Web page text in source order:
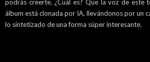
podrás creerte, ¿Cuál es? Que la voz de este
álbum está clonada por IA, llevándonos por un
lo sintetizado de una forma súper interesante.